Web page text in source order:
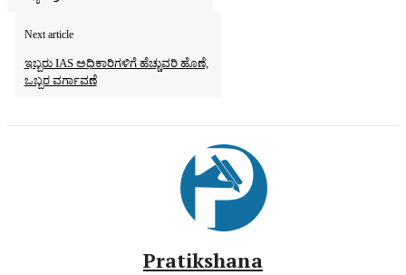
Next article
ಇಬ್ಬರು IAS ಅಧಿಕಾರಿಗಳಿಗೆ ಹೆಚ್ಚುವರಿ ಹೊಣೆ,
ಒಬ್ಬರ ವರ್ಗಾವಣೆ
Pratikshana